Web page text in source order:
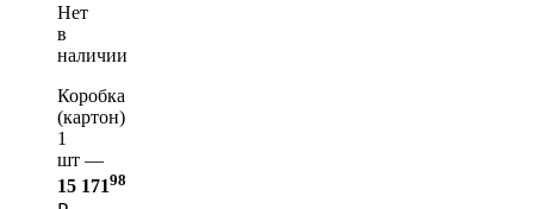
Нет
в
наличии
Коробка
(картон)
1
шт —
15 17198